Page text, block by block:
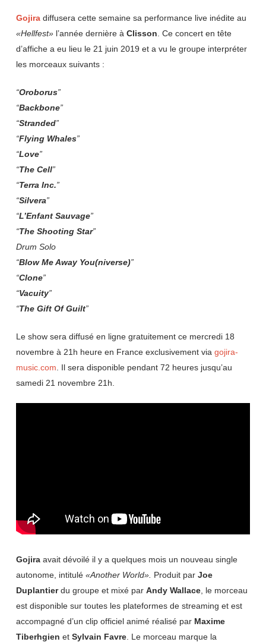
Gojiradiffusera cette semaine sa performance live inédite au
«Hellfest»l’année dernière à Clisson . Ce concert en tête
d’affiche a eu lieu le 21 juin 2019 et a vu le groupe interpréter
les morceaux suivants :
“Oroborus”
“Backbone”
“Stranded”
“Flying Whales”
“Love”
“The Cell”
“Terra Inc.”
“Silvera”
“L’Enfant Sauvage”
“The Shooting Star”
Drum Solo
“Blow Me Away You(niverse)”
“Clone”
“Vacuity”
“The Gift Of Guilt”
Le show sera diffusé en ligne gratuitement ce mercredi 18
novembre à 21h heure en France exclusivement via gojira-
music.com . Il sera disponible pendant 72 heures jusqu’au
samedi 21 novembre 21h.
Gojiraavait dévoilé il y a quelques mois un nouveau single
autonome, intitulé «Another World». Produit par Joe
Duplantierdu groupe et mixé par Andy Wallace, le morceau
est disponible sur toutes les plateformes de streaming et est
accompagné d’un clip officiel animé réalisé par Maxime
Tiberhgien et Sylvain Favre. Le morceau marque la